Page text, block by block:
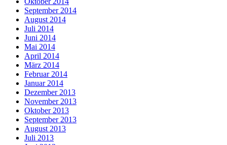
September 2014
August 2014
Juli 2014
Juni 2014
Mai 2014
April 2014
März 2014
Februar 2014
Januar 2014
Dezember 2013
November 2013
Oktober 2013
September 2013
August 2013
Juli 2013